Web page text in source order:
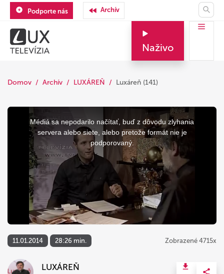
Podporte nás Archív
Naživo
Domov Archív LUXÁREŇ Luxáreň (141)
This
Médiá sa nepodarilo načítať, buď z dôvodu zlyhania
servera alebo siete, alebo pretože formát nie je
podporovaný.
11.01.2014 28:26 min. Zobrazené 4715x
LUXÁREŇ